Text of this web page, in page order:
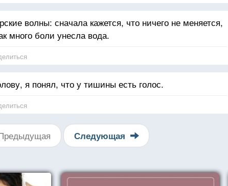
волны: сначала кажется, что ничего не меняется,
много боли унесла вода.
я понял, что у тишины есть голос.
Следующая